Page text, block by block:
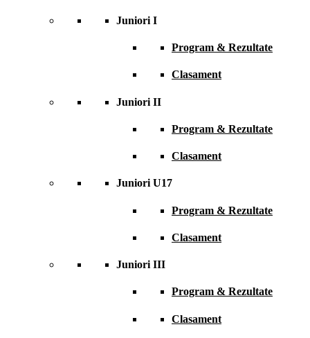
Juniori I
Program & Rezultate
Clasament
Juniori II
Program & Rezultate
Clasament
Juniori U17
Program & Rezultate
Clasament
Juniori III
Program & Rezultate
Clasament